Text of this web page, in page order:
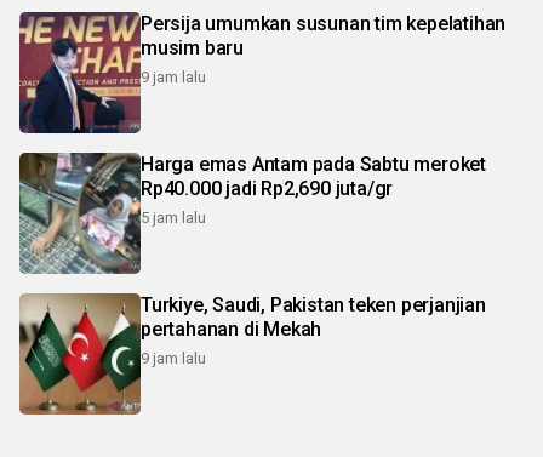
Persija umumkan susunan tim kepelatihan
musim baru
9 jam lalu
Harga emas Antam pada Sabtu meroket
Rp40.000 jadi Rp2,690 juta/gr
5 jam lalu
Turkiye, Saudi, Pakistan teken perjanjian
pertahanan di Mekah
9 jam lalu